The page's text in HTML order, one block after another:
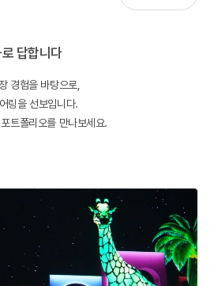
답합니다
경험을 바탕으로,
링을 선보입니다.
트폴리오를 만나보세요.